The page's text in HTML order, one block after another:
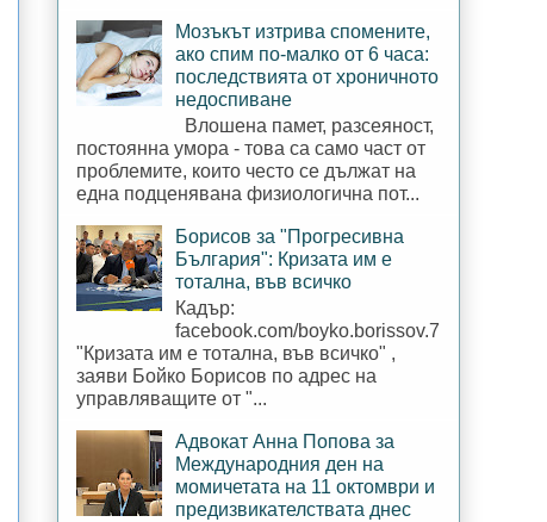
Мозъкът изтрива спомените,
ако спим по-малко от 6 часа:
последствията от хроничното
недоспиване
Влошена памет, разсеяност,
постоянна умора - това са само част от
проблемите, които често се дължат на
една подценявана физиологична пот...
Борисов за "Прогресивна
България": Кризата им е
тотална, във всичко
Кадър:
facebook.com/boyko.borissov.7
"Кризата им е тотална, във всичко" ,
заяви Бойко Борисов по адрес на
управляващите от "...
Адвокат Анна Попова за
Международния ден на
момичетата на 11 октомври и
предизвикателствата днес